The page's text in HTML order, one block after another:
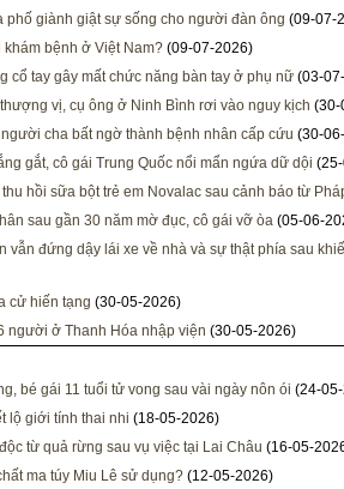
phố giành giật sự sống cho người đàn ông (09-07-
khám bệnh ở Việt Nam? (09-07-2026)
cổ tay gây mất chức năng bàn tay ở phụ nữ (03-
vị, cụ ông ở Ninh Bình rơi vào nguy kịch (30-
cha bất ngờ thành bệnh nhân cấp cứu (30-
gắt, cô gái Trung Quốc nổi mẩn ngứa dữ dội
thu hồi sữa bột trẻ em Novalac sau cảnh báo từ
sau gần 30 năm mờ đục, cô gái vỡ òa (05-06-
vẫn đứng dậy lái xe về nhà và sự thật phía sau
cử hiến tạng (30-05-2026)
người ở Thanh Hóa nhập viện (30-05-2026)
bé gái 11 tuổi tử vong sau vài ngày nôn ói (24-
lộ giới tính thai nhi (18-05-2026)
từ quả rừng sau vụ việc tại Lai Châu (16-05-
ma túy Miu Lê sử dụng? (12-05-2026)